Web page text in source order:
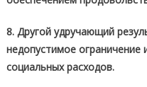
8. Другой удручающий
недопустимое ограничение
социальных расходов.